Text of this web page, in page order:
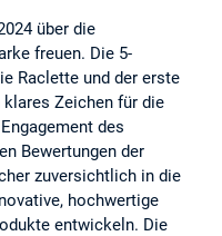
über die
freuen. Die 5-
Raclette und der erste
Zeichen für die
des
Bewertungen der
zuversichtlich in die
hochwertige
entwickeln. Die